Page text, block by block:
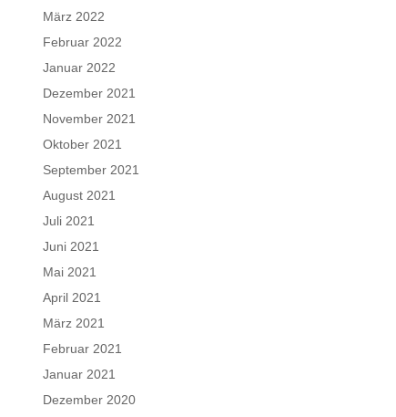
März 2022
Februar 2022
Januar 2022
Dezember 2021
November 2021
Oktober 2021
September 2021
August 2021
Juli 2021
Juni 2021
Mai 2021
April 2021
März 2021
Februar 2021
Januar 2021
Dezember 2020